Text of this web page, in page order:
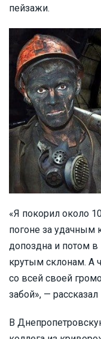
пейзажи.
«Я покорил около
погоне за удачным
допоздна и потом
крутым склонам. А
со всей своей
забой», —
В